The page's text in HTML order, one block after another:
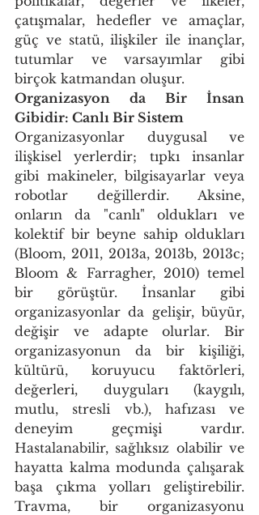
çatışmalar, hedefler ve amaçlar,
güç ve statü, ilişkiler ile inançlar,
tutumlar ve varsayımlar gibi
birçok katmandan oluşur.
Organizasyon da Bir İnsan
Gibidir: Canlı Bir Sistem
Organizasyonlar duygusal ve
ilişkisel yerlerdir; tıpkı insanlar
gibi makineler, bilgisayarlar veya
robotlar değillerdir. Aksine,
onların da "canlı" oldukları ve
kolektif bir beyne sahip oldukları
(Bloom, 2011, 2013a, 2013b, 2013c;
Bloom & Farragher, 2010) temel
bir görüştür. İnsanlar gibi
organizasyonlar da gelişir, büyür,
değişir ve adapte olurlar. Bir
organizasyonun da bir kişiliği,
kültürü, koruyucu faktörleri,
değerleri, duyguları (kaygılı,
mutlu, stresli vb.), hafızası ve
deneyim geçmişi vardır.
Hastalanabilir, sağlıksız olabilir ve
hayatta kalma modunda çalışarak
başa çıkma yolları geliştirebilir.
Travma, bir organizasyonu